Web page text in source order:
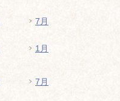
7月
1月
7月